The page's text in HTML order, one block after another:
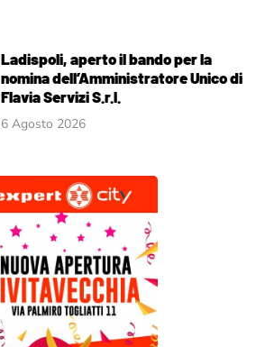
Ladispoli, aperto il bando per la
nomina dell’Amministratore Unico di
Flavia Servizi S.r.l.
6 Agosto 2026